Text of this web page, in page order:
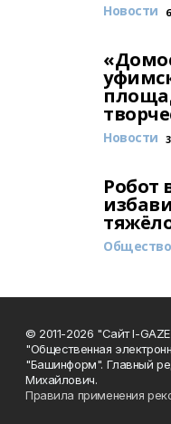
Новости
Новости
Робот
Общество
© 2011-2026 "Сайт I-
"Общественная
"Башинформ". Главный
Михайлович.
Правила применения